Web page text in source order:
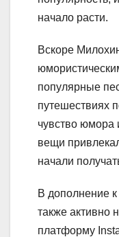
начало расти.
Вскоре
популярные
путешествиях
чувство юмора
вещи
начали
В дополнение
также активно
платформу